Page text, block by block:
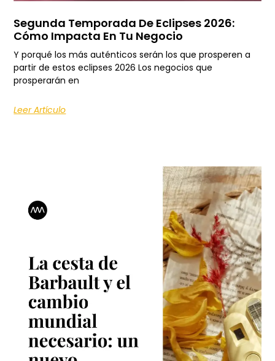
Segunda Temporada De Eclipses 2026:
Cómo Impacta En Tu Negocio
Y porqué los más auténticos serán los que prosperen a
partir de estos eclipses 2026 Los negocios que
prosperarán en
Leer Artículo